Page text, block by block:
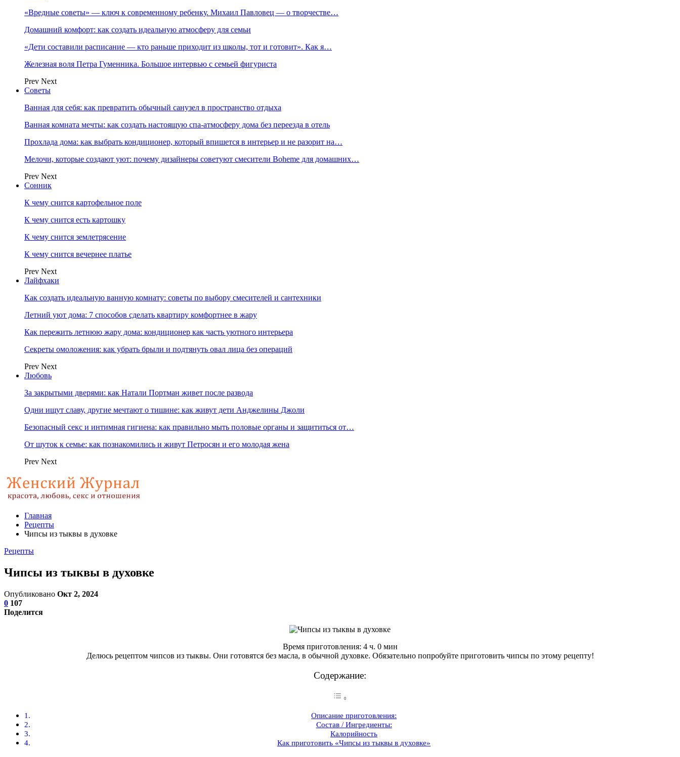
«Вредные советы» — ключ к современному ребенку. Михаил Павловец — о творчестве…
Домашний комфорт: как создать идеальную атмосферу для семьи
«Дети составили расписание — кто раньше приходит из школы, тот и готовит». Как я…
Железная воля Петра Гуменника. Большое интервью с семьей фигуриста
Prev Next
Советы
Ванная для себя: как превратить обычный санузел в пространство отдыха
Ванная комната мечты: как создать настоящую спа-атмосферу дома без переезда в отель
Прохлада дома: как выбрать кондиционер, который впишется в интерьер и не разорит на…
Мелочи, которые создают уют: почему дизайнеры советуют смесители Boheme для домашних…
Prev Next
Сонник
К чему снится картофельное поле
К чему снится есть картошку
К чему снится землетрясение
К чему снится вечернее платье
Prev Next
Лайфхаки
Как создать идеальную ванную комнату: советы по выбору смесителей и сантехники
Летний уют дома: 7 способов сделать квартиру комфортнее в жару
Как пережить летнюю жару дома: кондиционер как часть уютного интерьера
Секреты омоложения: как убрать брыли и подтянуть овал лица без операций
Prev Next
Любовь
За закрытыми дверями: как Натали Портман живет после развода
Одни ищут славу, другие мечтают о тишине: как живут дети Анджелины Джоли
Безопасный секс и интимная гигиена: как правильно мыть половые органы и защититься от…
От шуток к семье: как познакомились и живут Петросян и его молодая жена
Prev Next
Главная
Рецепты
Чипсы из тыквы в духовке
Рецепты
Чипсы из тыквы в духовке
Опубликовано Окт 2, 2024
0 107
Поделится
Время приготовления: 4 ч. 0 мин
Делюсь рецептом чипсов из тыквы. Они готовятся без масла, в обычной духовке. Обязательно попробуйте приготовить чипсы по этому рецепту!
Содержание:
Описание приготовления:
Состав / Ингредиенты:
Калорийность
Как приготовить «Чипсы из тыквы в духовке»